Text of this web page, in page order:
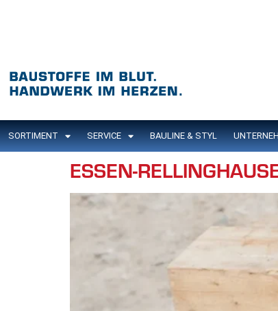
SORTIMENT SERVICE BAULINE & STYL
ESSEN-